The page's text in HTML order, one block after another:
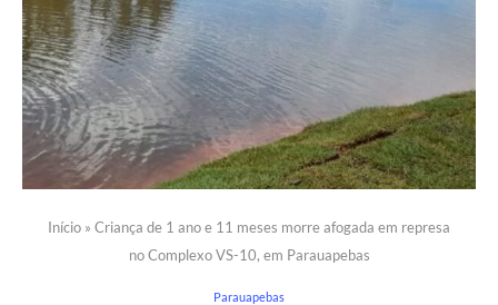
Início » Criança de 1 ano e 11 meses morre afogada em represa
no Complexo VS-10, em Parauapebas
Parauapebas